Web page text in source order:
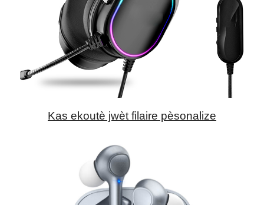
Kas ekoutè jwèt filaire pèsonalize